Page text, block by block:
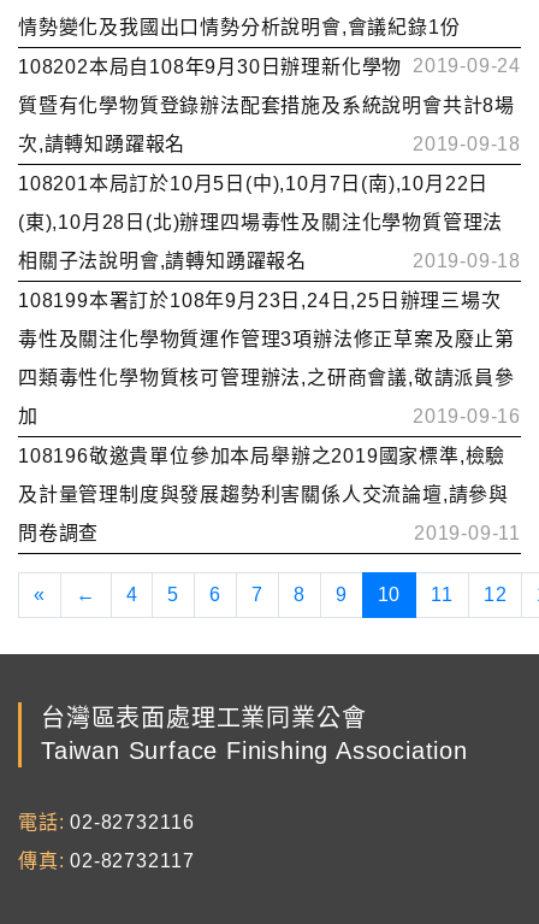
情勢變化及我國出口情勢分析說明會,會議紀錄1份
2019-09-24
108202本局自108年9月30日辦理新化學物
質暨有化學物質登錄辦法配套措施及系統說明會共計8場
次,請轉知踴躍報名
2019-09-18
108201本局訂於10月5日(中),10月7日(南),10月22日
(東),10月28日(北)辦理四場毒性及關注化學物質管理法
相關子法說明會,請轉知踴躍報名
2019-09-18
108199本署訂於108年9月23日,24日,25日辦理三場次
毒性及關注化學物質運作管理3項辦法修正草案及廢止第
四類毒性化學物質核可管理辦法,之研商會議,敬請派員參
加
2019-09-16
108196敬邀貴單位參加本局舉辦之2019國家標準,檢驗
及計量管理制度與發展趨勢利害關係人交流論壇,請參與
問卷調查
2019-09-11
« ← 4 5 6 7 8 9 10 11 12
台灣區表面處理工業同業公會
Taiwan Surface Finishing Association
電話
02-82732116
傳真
02-82732117